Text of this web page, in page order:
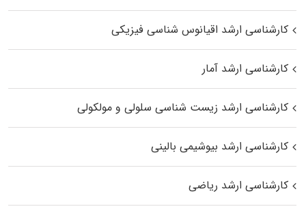
کارشناسی ارشد اقیانوس‌ شناسی فیزیکی
کارشناسی ارشد آمار
کارشناسی ارشد زیست شناسی سلولی و مولکولی
کارشناسی ارشد بیوشیمی بالینی
کارشناسی ارشد ریاضی